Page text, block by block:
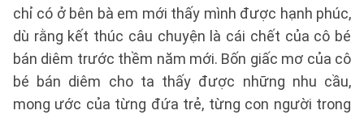
chỉ có ở bên bà em mới thấy mình được hạnh phúc,
dù rằng kết thúc câu chuyện là cái chết của cô bé
bán diêm trước thềm năm mới. Bốn giấc mơ của cô
bé bán diêm cho ta thấy được những nhu cầu,
mong ước của từng đứa trẻ, từng con người trong